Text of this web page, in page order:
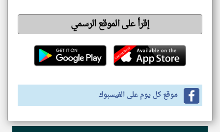
إقرأ على الموقع الرسمي
موقع كل يوم على الفيسبوك